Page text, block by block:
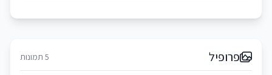
פרופיל 5 תמונות